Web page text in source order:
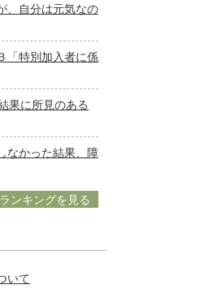
、自分は元気なの
「特別加入者に係
果に所見のある
なかった結果、障
ランキングを見る
いて